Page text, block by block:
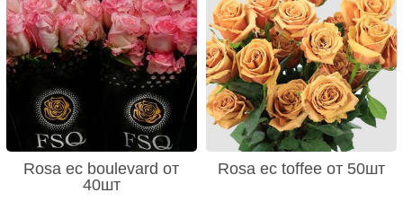
Rosa ec boulevard от
40шт
Rosa ec toffee от 50шт